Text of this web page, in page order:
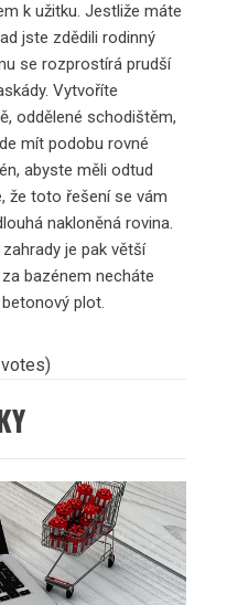
k užitku. Jestliže máte
jste zdědili rodinný
se rozprostírá prudší
Vytvoříte
oddělené schodištěm,
mít podobu rovné
abyste měli odtud
že toto řešení se vám
nakloněná rovina.
je pak větší
bazénem necháte
plot.